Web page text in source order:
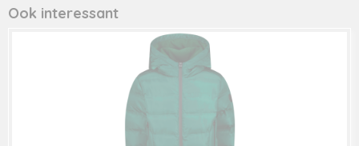
Ook interessant